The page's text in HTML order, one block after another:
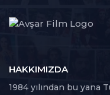
HAKKIMIZDA
1984 yılından bu yana